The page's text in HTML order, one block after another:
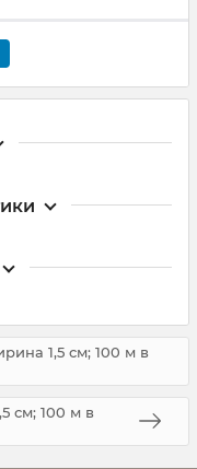
1,5 см; 100 м в
см; 100 м в